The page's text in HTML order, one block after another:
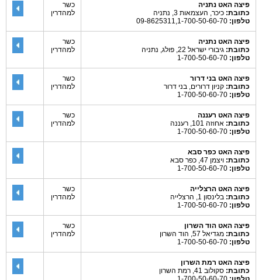
פיצה האט נתניה
כתובת: כיכר, העצמאות 3, נתניה
טלפון:
כשר
למהדרין
פיצה האט נתניה
כתובת: גיבורי ישראל 22, פולג, נתניה
טלפון:
כשר
למהדרין
פיצה האט בני דרור
כתובת: קניון דרורים, בני דרור
טלפון:
כשר
למהדרין
פיצה האט רעננה
כתובת: אחוזה 101, רעננה
טלפון:
כשר
למהדרין
פיצה האט כפר סבא
כתובת: ויצמן 47, כפר סבא
טלפון:
פיצה האט הרצלייה
כתובת: בלינסון 1, הרצלייה
טלפון:
כשר
למהדרין
פיצה האט הוד השרון
כתובת: מגדיאל 57, הוד השרון
טלפון:
כשר
למהדרין
פיצה האט רמת השרון
כתובת: סקולוב 41, רמת השרון